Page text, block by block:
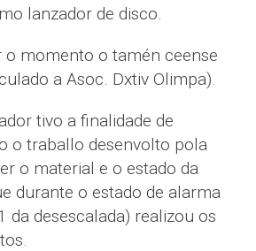
lanzador de disco.
o momento o tamén ceense
a Asoc. Dxtiv Olimpa).
tivo a finalidade de
o traballo desenvolto pola
o material e o estado da
durante o estado de alarma
da desescalada) realizou os